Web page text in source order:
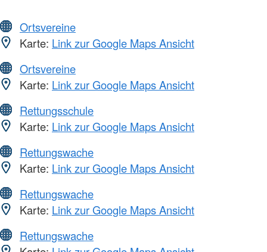
Ortsvereine
Karte: Link zur Google Maps Ansicht
Ortsvereine
Karte: Link zur Google Maps Ansicht
Rettungsschule
Karte: Link zur Google Maps Ansicht
Rettungswache
Karte: Link zur Google Maps Ansicht
Rettungswache
Karte: Link zur Google Maps Ansicht
Rettungswache